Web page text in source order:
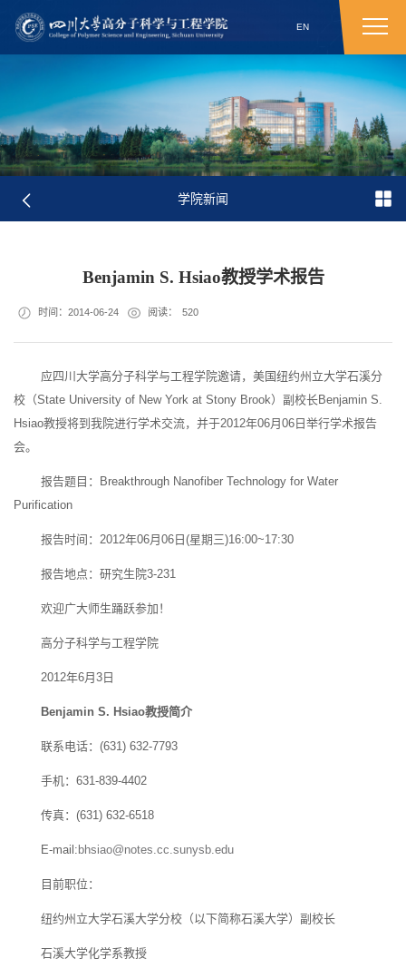
EN
学院新闻
Benjamin S. Hsiao教授学术报告
时间：2014-06-24 阅读： 520
应四川大学高分子科学与工程学院邀请，美国纽约州立大学石溪分
校（State University of New York at Stony Brook）副校长Benjamin S.
Hsiao教授将到我院进行学术交流，并于2012年06月06日举行学术报告
会。
报告题目：Breakthrough Nanofiber Technology for Water
Purification
报告时间：2012年06月06日(星期三)16:00~17:30
报告地点：研究生院3-231
欢迎广大师生踊跃参加！
高分子科学与工程学院
2012年6月3日
Benjamin S. Hsiao教授简介
联系电话：(631) 632-7793
手机：631-839-4402
传真：(631) 632-6518
E-mail: bhsiao@notes.cc.sunysb.edu
目前职位：
纽约州立大学石溪大学分校（以下简称石溪大学）副校长
石溪大学化学系教授